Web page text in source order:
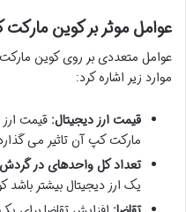
عوامل موثر بر کوین
عوامل متعددی بر روی کوین
موارد زیر اشاره کرد:
قیمت ارز دیجیتال: قیمت
مارکت کپ آن تاثیر می
تعداد کل واحدهای در
یک ارز دیجیتال بیشتر